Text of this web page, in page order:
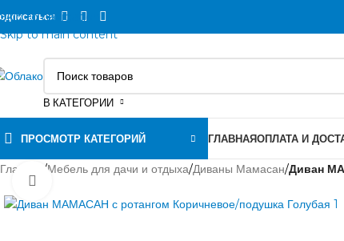
Skip to navigation
Skip to main content
В КАТЕГОРИИ
ПРОСМОТР КАТЕГОРИЙ ГЛАВНАЯОПЛАТА И
Главная /Мебель для дачи и отдыха/Диваны Мамасан/Диван